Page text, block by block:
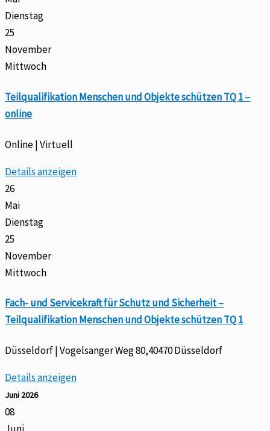
Dienstag
25
November
Mittwoch
Teilqualifikation Menschen und Objekte schützen TQ 1 –
online
Online | Virtuell
Details anzeigen
26
Mai
Dienstag
25
November
Mittwoch
Fach- und Servicekraft für Schutz und Sicherheit –
Teilqualifikation Menschen und Objekte schützen TQ 1
Düsseldorf | Vogelsanger Weg 80,40470 Düsseldorf
Details anzeigen
Juni 2026
08